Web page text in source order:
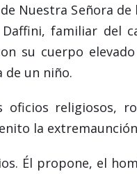
Nuestra Señora
familiar del
su cuerpo
de un niño.
oficios religiosos,
la
Él propone, el